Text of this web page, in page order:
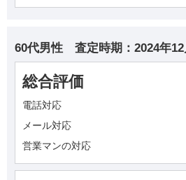
60代男性 査定時期： 2024年12
総合評価
電話対応
メール対応
営業マンの対応